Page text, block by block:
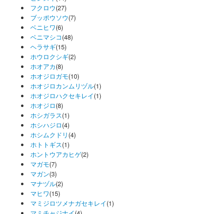
フクロウ(27)
ブッポウソウ(7)
ベニヒワ(6)
ベニマシコ(48)
ヘラサギ(15)
ホウロクシギ(2)
ホオアカ(8)
ホオジロガモ(10)
ホオジロカンムリヅル(1)
ホオジロハクセキレイ(1)
ホオジロ(8)
ホシガラス(1)
ホシハジロ(4)
ホシムクドリ (4)
ホトトギス(1)
ホントウアカヒゲ(2)
マガモ(7)
マガン(3)
マナヅル(2)
マヒワ(15)
マミジロツメナガセキレイ(1)